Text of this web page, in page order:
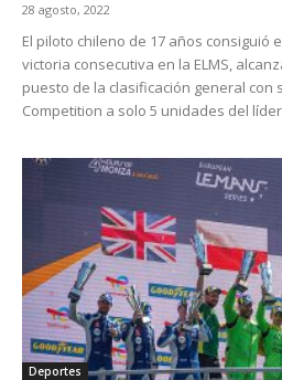
28 agosto, 2022
El piloto chileno de 17 años consiguió
victoria consecutiva en la ELMS,
puesto de la clasificación general con
Competition a solo 5 unidades del
Deportes